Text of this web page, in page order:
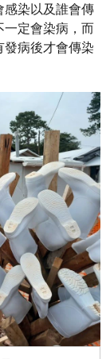
染以及誰會傳
定會染病，而
病後才會傳染